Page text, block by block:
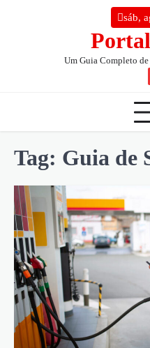
sáb,
Um Guia Completo de
Tag: Guia de